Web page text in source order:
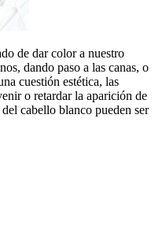
de dar color a nuestro
dando paso a las canas, o
cuestión estética, las
o retardar la aparición de
cabello blanco pueden ser